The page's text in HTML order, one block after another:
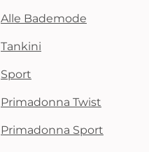
Alle Bademode
Tankini
Sport
Primadonna Twist
Primadonna Sport